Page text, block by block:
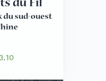
du Fil
sud-ouest